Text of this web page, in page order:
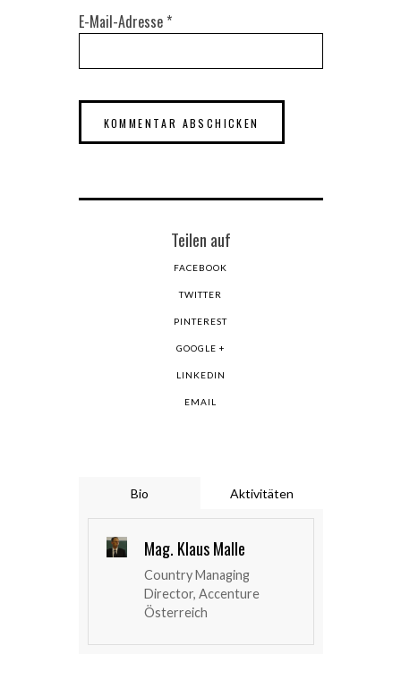
E-Mail-Adresse *
Teilen auf
FACEBOOK
TWITTER
PINTEREST
GOOGLE +
LINKEDIN
EMAIL
Bio Aktivitäten
Mag. Klaus Malle
Country Managing
Director, Accenture
Österreich